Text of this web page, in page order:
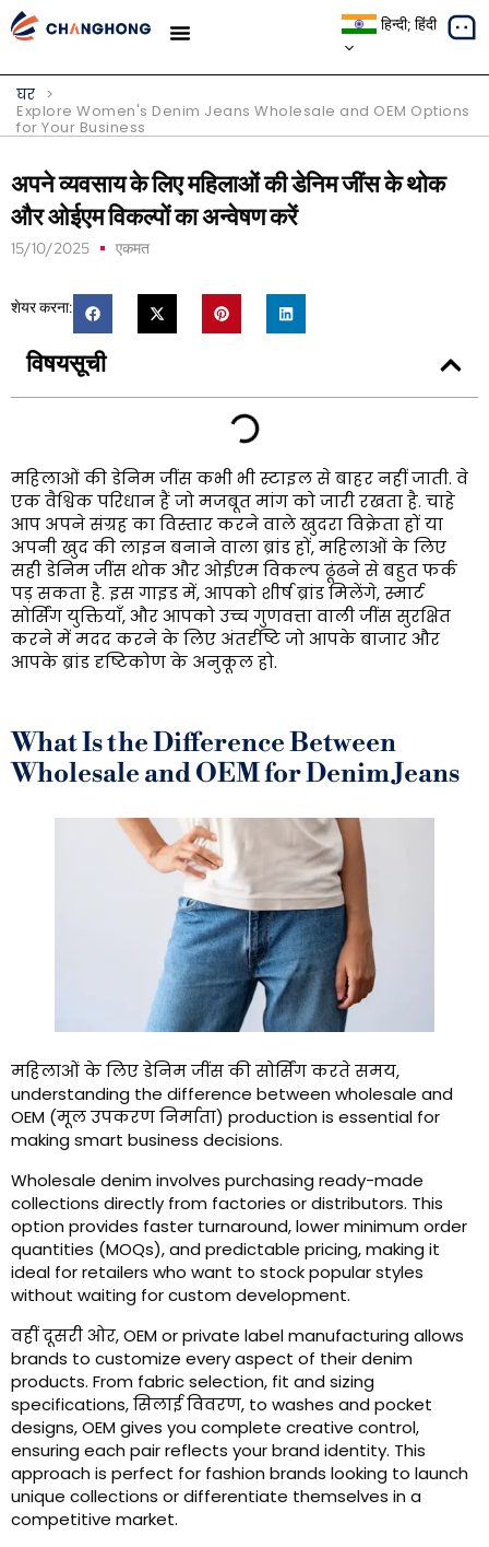
हिन्दी; हिंदी
घर >
Explore Women's Denim Jeans Wholesale and OEM Options
for Your Business
अपने व्यवसाय के लिए महिलाओं की डेनिम जींस के थोक
और ओईएम विकल्पों का अन्वेषण करें
15/10/2025 एकमत
शेयर करना:
विषयसूची
महिलाओं की डेनिम जींस कभी भी स्टाइल से बाहर नहीं जाती. वे
एक वैश्विक परिधान हैं जो मजबूत मांग को जारी रखता है. चाहे
आप अपने संग्रह का विस्तार करने वाले खुदरा विक्रेता हों या
अपनी खुद की लाइन बनाने वाला ब्रांड हों, महिलाओं के लिए
सही डेनिम जींस थोक और ओईएम विकल्प ढूंढने से बहुत फर्क
पड़ सकता है. इस गाइड में, आपको शीर्ष ब्रांड मिलेंगे, स्मार्ट
सोर्सिंग युक्तियाँ, और आपको उच्च गुणवत्ता वाली जींस सुरक्षित
करने में मदद करने के लिए अंतर्दृष्टि जो आपके बाजार और
आपके ब्रांड दृष्टिकोण के अनुकूल हो.
What Is the Difference Between
Wholesale and OEM for Denim Jeans
महिलाओं के लिए डेनिम जींस की सोर्सिंग करते समय,
understanding the difference between wholesale and
OEM (मूल उपकरण निर्माता) production is essential for
making smart business decisions.
Wholesale denim involves purchasing ready-made
collections directly from factories or distributors. This
option provides faster turnaround,lower minimum order
quantities (MOQs),and predictable pricing,making it
ideal for retailers who want to stock popular styles
without waiting for custom development.
वहीं दूसरी ओर,OEM or private label manufacturing allows
brands to customize every aspect of their denim
products. From fabric selection, fit and sizing
specifications, सिलाई विवरण, to washes and pocket
designs,OEM gives you complete creative control,
ensuring each pair reflects your brand identity. This
approach is perfect for fashion brands looking to launch
unique collections or differentiate themselves in a
competitive market.